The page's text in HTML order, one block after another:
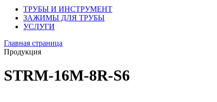
ТРУБЫ И ИНСТРУМЕНТ
ЗАЖИМЫ ДЛЯ ТРУБЫ
УСЛУГИ
Главная страница
Продукция
STRM-16M-8R-S6